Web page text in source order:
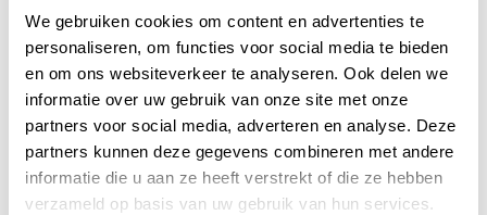
We gebruiken cookies om content en advertenties te
personaliseren, om functies voor social media te bieden
en om ons websiteverkeer te analyseren. Ook delen we
informatie over uw gebruik van onze site met onze
partners voor social media, adverteren en analyse. Deze
partners kunnen deze gegevens combineren met andere
informatie die u aan ze heeft verstrekt of die ze hebben
verzameld op basis van uw gebruik van hun services.
SPECIFICATIES
SKU
892037
PRODUCTOMSCHRIJVING
Mono - Trim - ALU - Binnenhoek 500x500 - 080/064